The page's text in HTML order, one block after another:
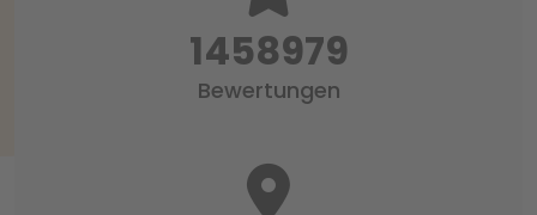
1497519
Bewertungen